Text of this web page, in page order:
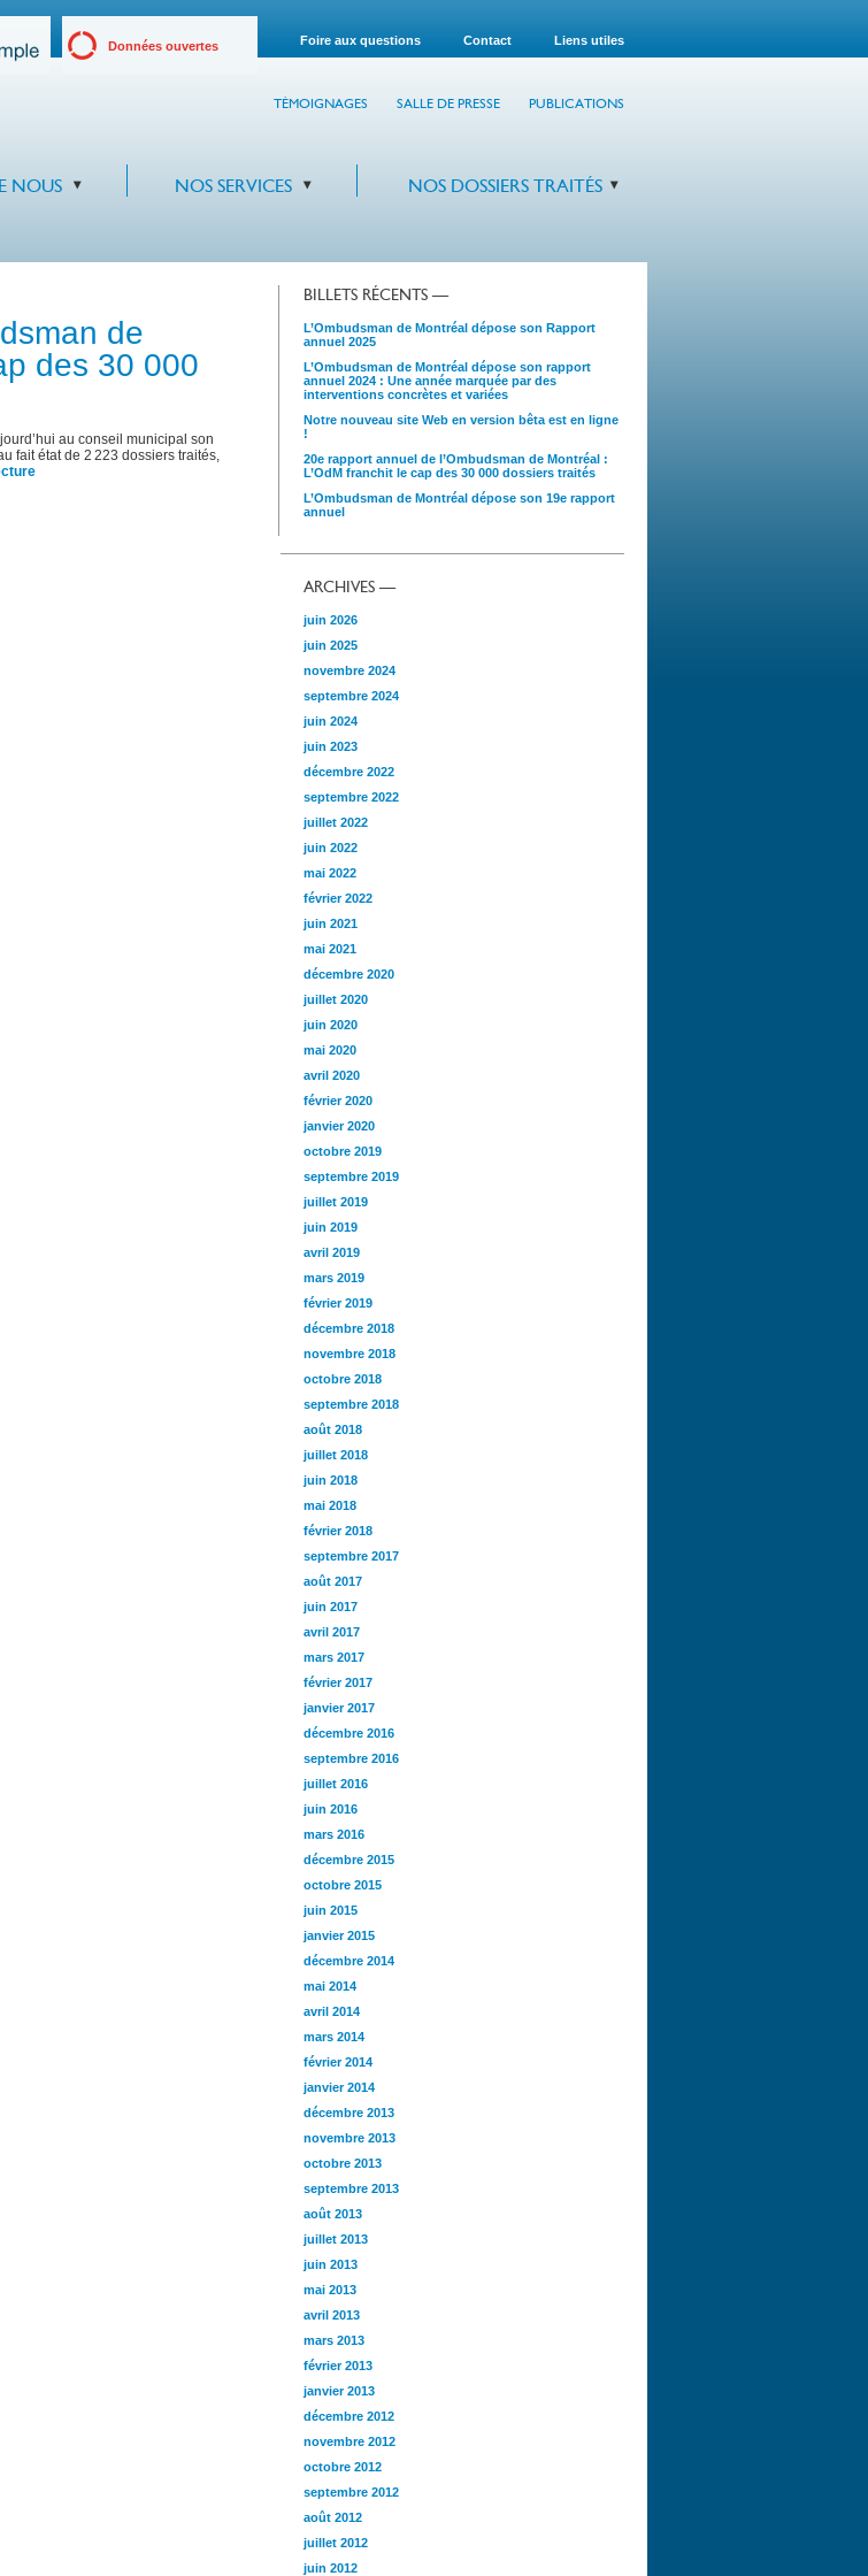
Données ouvertes Foire aux questions Contact Liens utiles
TÉMOIGNAGES SALLE DE PRESSE PUBLICATIONS
NOUS NOS SERVICES NOS DOSSIERS TRAITÉS
de
des 30 000
au conseil municipal son
fait état de 2 223 dossiers traités,
BILLETS RÉCENTS —
L’Ombudsman de Montréal dépose son Rapport
annuel 2025
L’Ombudsman de Montréal dépose son rapport
annuel 2024 : Une année marquée par des
interventions concrètes et variées
Notre nouveau site Web en version bêta est en ligne
!
20e rapport annuel de l’Ombudsman de Montréal :
L’OdM franchit le cap des 30 000 dossiers traités
L’Ombudsman de Montréal dépose son 19e rapport
annuel
ARCHIVES —
juin 2026
juin 2025
novembre 2024
septembre 2024
juin 2024
juin 2023
décembre 2022
septembre 2022
juillet 2022
juin 2022
mai 2022
février 2022
juin 2021
mai 2021
décembre 2020
juillet 2020
juin 2020
mai 2020
avril 2020
février 2020
janvier 2020
octobre 2019
septembre 2019
juillet 2019
juin 2019
avril 2019
mars 2019
février 2019
décembre 2018
novembre 2018
octobre 2018
septembre 2018
août 2018
juillet 2018
juin 2018
mai 2018
février 2018
septembre 2017
août 2017
juin 2017
avril 2017
mars 2017
février 2017
janvier 2017
décembre 2016
septembre 2016
juillet 2016
juin 2016
mars 2016
décembre 2015
octobre 2015
juin 2015
janvier 2015
décembre 2014
mai 2014
avril 2014
mars 2014
février 2014
janvier 2014
décembre 2013
novembre 2013
octobre 2013
septembre 2013
août 2013
juillet 2013
juin 2013
mai 2013
avril 2013
mars 2013
février 2013
janvier 2013
décembre 2012
novembre 2012
octobre 2012
septembre 2012
août 2012
juillet 2012
juin 2012